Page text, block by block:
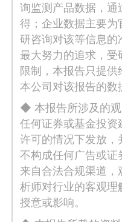
询监测产品数据，通
得；企业数据主要为
研咨询对该等信息的
最大努力的追求，受
限制，本报告只提供
本公司对该报告的数
◆ 本报告所涉及的
任何证券或基金投
许可的情况下发放
不构成任何广告或证
来自合法合规渠道
析师对行业的客观
授意或影响。